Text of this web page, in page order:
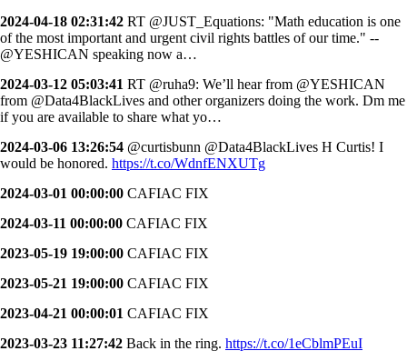
2024-04-18 02:31:42 RT @JUST_Equations: "Math education is one
of the most important and urgent civil rights battles of our time." --
@YESHICAN speaking now a…
2024-03-12 05:03:41 RT @ruha9: We’ll hear from @YESHICAN
from @Data4BlackLives and other organizers doing the work. Dm me
if you are available to share what yo…
2024-03-06 13:26:54 @curtisbunn @Data4BlackLives H Curtis! I
would be honored. https://t.co/WdnfENXUTg
2024-03-01 00:00:00 CAFIAC FIX
2024-03-11 00:00:00 CAFIAC FIX
2023-05-19 19:00:00 CAFIAC FIX
2023-05-21 19:00:00 CAFIAC FIX
2023-04-21 00:00:01 CAFIAC FIX
2023-03-23 11:27:42 Back in the ring. https://t.co/1eCblmPEuI